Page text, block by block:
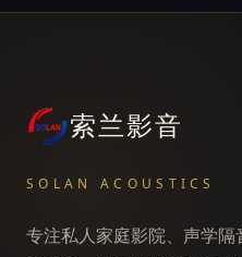
投
索兰影音
SOLAN ACOUSTICS
专注私人家庭影院、声学